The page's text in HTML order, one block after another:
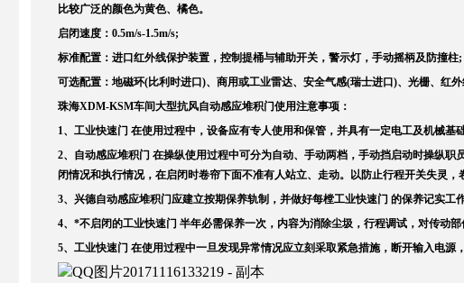
比较广泛的颜色为黄色、橘色。
启闭速度：0.5m/s-1.5m/s;
标准配置：进口红外线保护装置，控制提桶与辅助开关，警示灯，手动摇柄及防撞柱;
可选配置：地磁环(比利时进口)、商用或工业雷达、安全气感(瑞士进口)、光栅、红外
珠海XDM-KSM车间大型抗风自动感应堆积门使用注意事项：
1、工业快速门 在使用过程中，设备应有专人使用和保管，并具有一定电工及机械基础
2、自动感应堆积门 在操纵使用过程中可分为自动、手动两档，手动挡启动时操纵职
闭情况和执行情况，在启闭时卷帘下面不准有人站立、走动。以防止行程开关失灵，
3、兴德自动感应堆积门应建立按期保养轨制，并做好每樘工业快速门 的保养记实工
4、*不启闭的工业快速门 半年必需保养一次，内容为消除尘圾，行程调试，对传动部
5、工业快速门 在使用过程中一旦发现异常情况应立刻采取紧急措施，断开输入电源